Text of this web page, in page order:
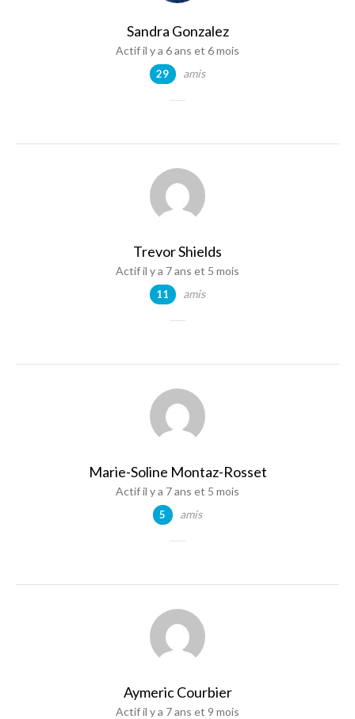
Sandra Gonzalez
Actif il y a 6 ans et 6 mois
29 amis
Trevor Shields
Actif il y a 7 ans et 5 mois
11 amis
Marie-Soline Montaz-Rosset
Actif il y a 7 ans et 5 mois
5 amis
Aymeric Courbier
Actif il y a 7 ans et 9 mois